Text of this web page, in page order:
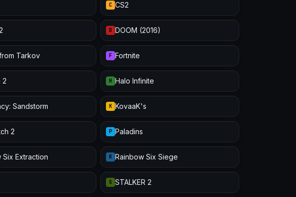
C CS2
D DOOM (2016)
Tarkov F Fortnite
2 H Halo Infinite
Sandstorm K KovaaK's
2 P Paladins
Six Extraction R Rainbow Six Siege
S STALKER 2